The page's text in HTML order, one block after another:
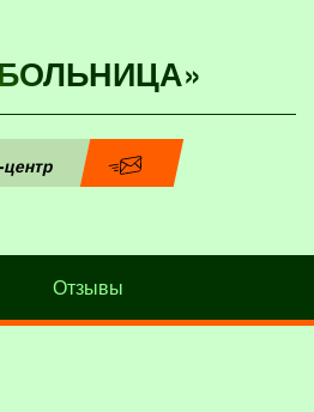
Отзывы